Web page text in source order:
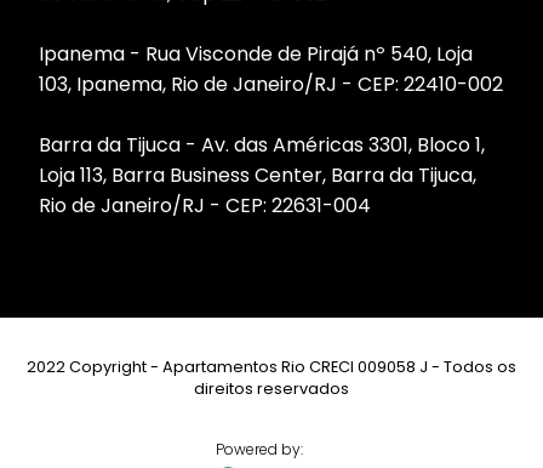
Ipanema - Rua Visconde de Pirajá nº 540, Loja
103, Ipanema, Rio de Janeiro/RJ - CEP: 22410-002
Barra da Tijuca - Av. das Américas 3301, Bloco 1,
Loja 113, Barra Business Center, Barra da Tijuca,
Rio de Janeiro/RJ - CEP: 22631-004
2022 Copyright - Apartamentos Rio CRECI 009058 J - Todos os
direitos reservados
Powered by: